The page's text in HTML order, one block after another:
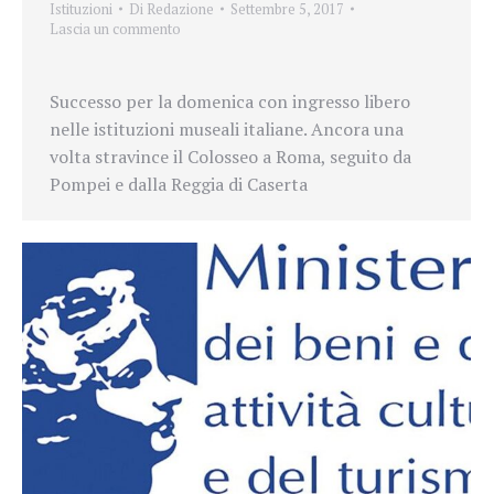
Istituzioni Di Redazione
Settembre 5, 2017
Lascia un commento
Successo per la domenica con ingresso libero
nelle istituzioni museali italiane. Ancora una
volta stravince il Colosseo a Roma, seguito da
Pompei e dalla Reggia di Caserta